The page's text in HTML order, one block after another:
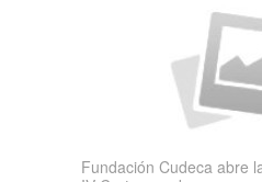
Fundación Cudeca abre